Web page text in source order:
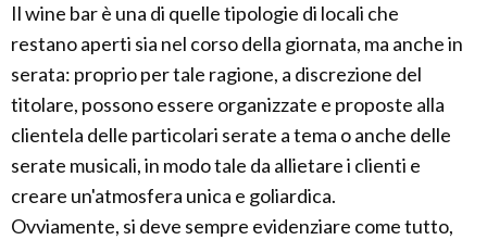
Il wine bar è una di quelle tipologie di locali che
restano aperti sia nel corso della giornata, ma anche in
serata: proprio per tale ragione, a discrezione del
titolare, possono essere organizzate e proposte alla
clientela delle particolari serate a tema o anche delle
serate musicali, in modo tale da allietare i clienti e
creare un'atmosfera unica e goliardica.
Ovviamente, si deve sempre evidenziare come tutto,